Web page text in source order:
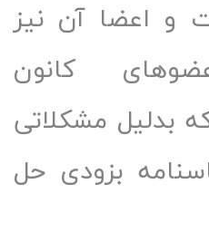
آن نیز
کانون
مشکلاتی
بزودی حل